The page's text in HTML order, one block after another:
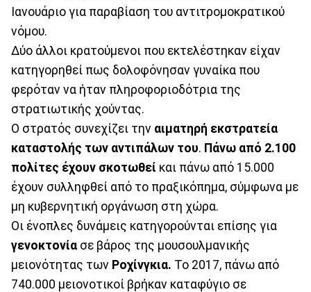
Ιανουάριο για παραβίαση του αντιτρομοκρατικού
νόμου.
Δύο άλλοι κρατούμενοι που εκτελέστηκαν είχαν
κατηγορηθεί πως δολοφόνησαν γυναίκα που
φερόταν να ήταν πληροφοριοδότρια της
στρατιωτικής χούντας.
Ο στρατός συνεχίζει την αιματηρή εκστρατεία
καταστολής των αντιπάλων του. Πάνω από 2.100
πολίτες έχουν σκοτωθεί και πάνω από 15.000
έχουν συλληφθεί από το πραξικόπημα, σύμφωνα με
μη κυβερνητική οργάνωση στη χώρα.
Οι ένοπλες δυνάμεις κατηγορούνται επίσης για
γενοκτονία σε βάρος της μουσουλμανικής
μειονότητας των Ροχίνγκια. Το 2017, πάνω από
740.000 μειονοτικοί βρήκαν καταφύγιο σε